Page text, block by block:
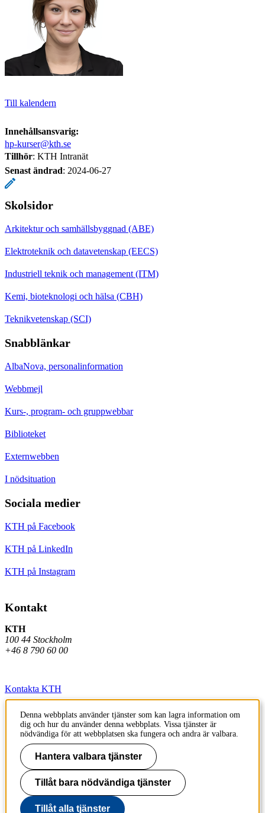
Till kalendern
Innehållsansvarig:
hp-kurser@kth.se
Tillhör: KTH Intranät
Senast ändrad: 2024-06-27
Skolsidor
Arkitektur och samhällsbyggnad (ABE)
Elektroteknik och datavetenskap (EECS)
Industriell teknik och management (ITM)
Kemi, bioteknologi och hälsa (CBH)
Teknikvetenskap (SCI)
Snabblänkar
AlbaNova, personalinformation
Webbmejl
Kurs-, program- och gruppwebbar
Biblioteket
Externwebben
I nödsituation
Sociala medier
KTH på Facebook
KTH på LinkedIn
KTH på Instagram
Kontakt
KTH
100 44 Stockholm
+46 8 790 60 00
Kontakta KTH
Jobba på KTH
Press och media
Faktura och betalning KTH
Om KTH:s webbplatser
Tillgänglighetsredogörelse
Denna webbplats använder tjänster som kan lagra information om
dig och hur du använder denna webbplats. Vissa tjänster är
nödvändiga för att webbplatsen ska fungera och andra är valbara.
Hantera valbara tjänster
Tillåt bara nödvändiga tjänster
Tillåt alla tjänster